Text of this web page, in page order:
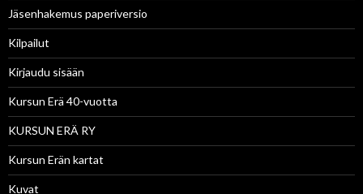
Jäsenhakemus paperiversio
Kilpailut
Kirjaudu sisään
Kursun Erä 40-vuotta
KURSUN ERÄ RY
Kursun Erän kartat
Kuvat